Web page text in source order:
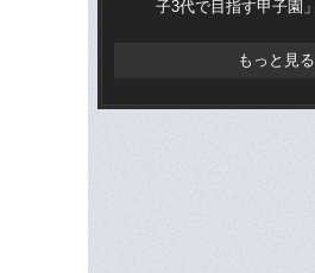
子3代で目指す甲子園」
もっと見る